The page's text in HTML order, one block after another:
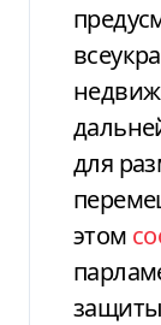
для
этом